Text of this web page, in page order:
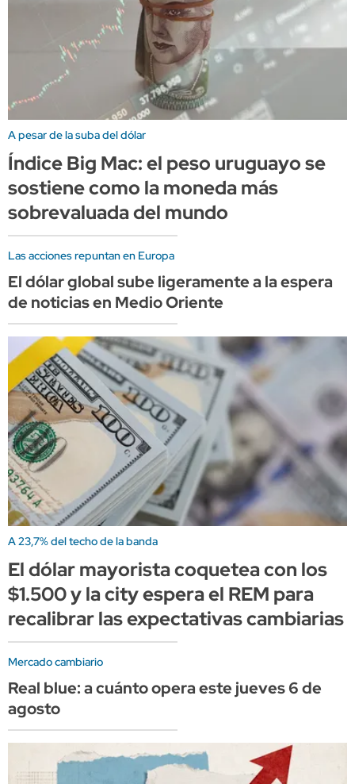
A pesar de la suba del dólar
Índice Big Mac: el peso uruguayo se
sostiene como la moneda más
sobrevaluada del mundo
Las acciones repuntan en Europa
El dólar global sube ligeramente a la espera
de noticias en Medio Oriente
A 23,7% del techo de la banda
El dólar mayorista coquetea con los
$1.500 y la city espera el REM para
recalibrar las expectativas cambiarias
Mercado cambiario
Real blue: a cuánto opera este jueves 6 de
agosto